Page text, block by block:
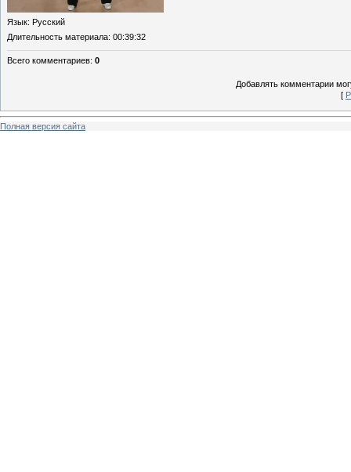
Язык: Русский
Длительность материала: 00:39:32
Всего комментариев: 0
Добавлять комментарии
[
Полная версия сайта